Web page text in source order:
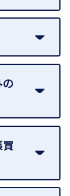
なれる書
ご利用い
ん。ご指
ことが考